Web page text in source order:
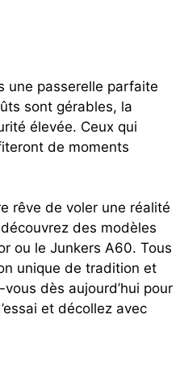
une passerelle parfaite
sont gérables, la
élevée. Ceux qui
de moments
rêve de voler une réalité
des modèles
ou le Junkers A60. Tous
unique de tradition et
dès aujourd’hui pour
et décollez avec